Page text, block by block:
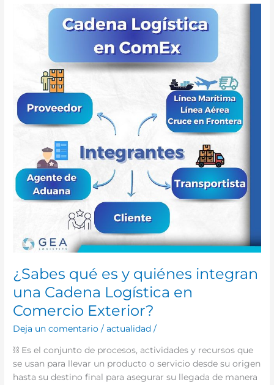
¿Sabes qué es y quiénes integran
una Cadena Logística en
Comercio Exterior?
Deja un comentario /actualidad /
⛓️ Es el conjunto de procesos, actividades y recursos que
se usan para llevar un producto o servicio desde su origen
hasta su destino final para asegurar su llegada de manera
integran
una
Cadena
Logística
Comercio
Exterior?